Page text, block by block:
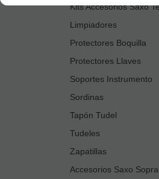
Kits Accesorios Saxo
Limpiadores
Protectores Boquilla
Protectores Llaves
Soportes Instrumento
Sordinas
Tapón Tudel
Tudeles
Zapatillas
Accesorios Saxo